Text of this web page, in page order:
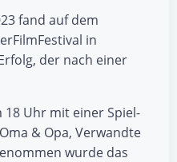
fand auf dem
in
der nach einer
Uhr mit einer Spiel-
& Opa, Verwandte
wurde das